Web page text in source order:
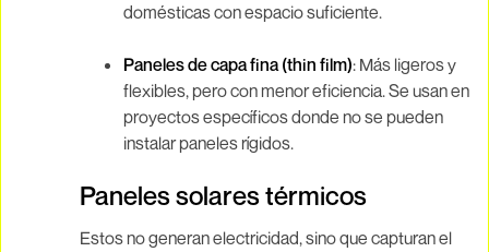
domésticas con espacio suficiente.
Paneles de capa fina (thin film): Más ligeros y
flexibles, pero con menor eficiencia. Se usan en
proyectos específicos donde no se pueden
instalar paneles rígidos.
Paneles solares térmicos
Estos no generan electricidad, sino que capturan el